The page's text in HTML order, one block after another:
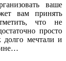
ваше
вам принять
что не
просто
долго мечтали и